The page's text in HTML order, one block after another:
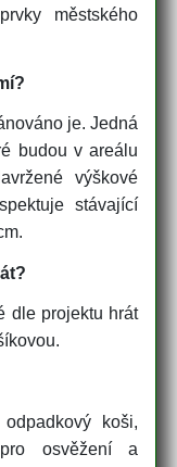
městského
je. Jedná
budou v areálu
výškové
stávající
projektu hrát
koši,
osvěžení a